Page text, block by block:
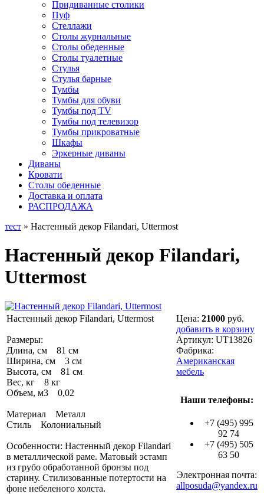
Придиванные столики
Пуф
Стеллажи
Столы журнальные
Столы обеденные
Столы туалетные
Стулья
Стулья барные
Тумбы
Тумбы для обуви
Тумбы под TV
Тумбы под телевизор
Тумбы прикроватные
Шкафы
Эркерные диваны
Диваны
Кровати
Столы обеденные
Доставка и оплата
РАСПРОДАЖА
тест » Настенный декор Filandari, Uttermost
Настенный декор Filandari,
Uttermost
Настенный декор Filandari, Uttermost
Размеры:
Длина, см 81 см
Ширина, см 3 см
Высота, см 81 см
Вес, кг 8 кг
Объем, м3 0,02
Материал Металл
Стиль Колониальный
Особенности: Настенный декор Filandari
в металлической раме. Матовый эстамп
из грубо обработанной бронзы под
старину. Стилизованные потертости на
фоне небеленого холста.
Цена: 21000 руб.
добавить в корзину
Артикул: UT13826
Фабрика:
Американская
мебель
Наши телефоны:
+7 (495) 995
92 74
+7 (495) 505
63 50
Электронная почта:
allposuda@yandex.ru